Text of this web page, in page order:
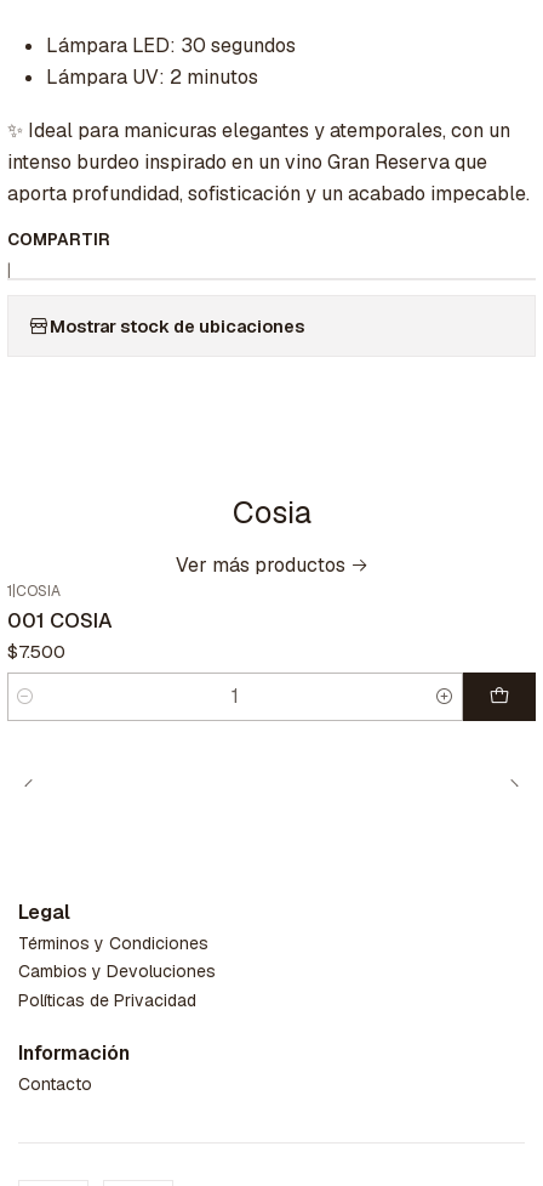
Lámpara LED: 30 segundos
Lámpara UV: 2 minutos
✨ Ideal para manicuras elegantes y atemporales, con un
intenso burdeo inspirado en un vino Gran Reserva que
aporta profundidad, sofisticación y un acabado impecable.
COMPARTIR
|
Mostrar stock de ubicaciones
Cosia
Ver más productos
1 COSIA
001 COSIA
$7.500
Cantidad
Legal
Términos y Condiciones
Cambios y Devoluciones
Políticas de Privacidad
Información
Contacto